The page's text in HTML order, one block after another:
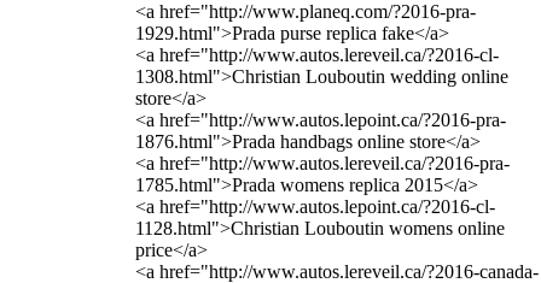
<a href="http://www.planeq.com/?2016-pra-
1929.html">Prada purse replica fake</a>
<a href="http://www.autos.lereveil.ca/?2016-cl-
1308.html">Christian Louboutin wedding online
store</a>
<a href="http://www.autos.lepoint.ca/?2016-pra-
1876.html">Prada handbags online store</a>
<a href="http://www.autos.lereveil.ca/?2016-pra-
1785.html">Prada womens replica 2015</a>
<a href="http://www.autos.lepoint.ca/?2016-cl-
1128.html">Christian Louboutin womens online
price</a>
<a href="http://www.autos.lereveil.ca/?2016-canada-